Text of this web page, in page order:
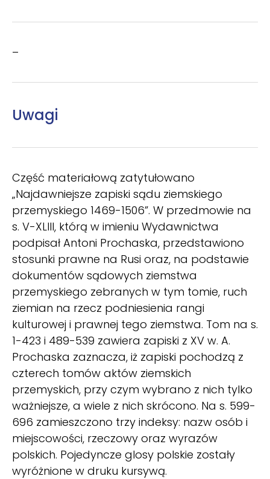
–
Uwagi
Część materiałową zatytułowano
„Najdawniejsze zapiski sądu ziemskiego
przemyskiego 1469-1506”. W przedmowie na
s. V-XLIII, którą w imieniu Wydawnictwa
podpisał Antoni Prochaska, przedstawiono
stosunki prawne na Rusi oraz, na podstawie
dokumentów sądowych ziemstwa
przemyskiego zebranych w tym tomie, ruch
ziemian na rzecz podniesienia rangi
kulturowej i prawnej tego ziemstwa. Tom na s.
1-423 i 489-539 zawiera zapiski z XV w. A.
Prochaska zaznacza, iż zapiski pochodzą z
czterech tomów aktów ziemskich
przemyskich, przy czym wybrano z nich tylko
ważniejsze, a wiele z nich skrócono. Na s. 599-
696 zamieszczono trzy indeksy: nazw osób i
miejscowości, rzeczowy oraz wyrazów
polskich. Pojedyncze glosy polskie zostały
wyróżnione w druku kursywą.